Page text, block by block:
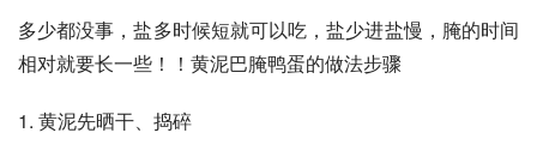
多少都没事，盐多时候短就可以吃，盐少进盐慢，腌的时间
相对就要长一些！！黄泥巴腌鸭蛋的做法步骤
1. 黄泥先晒干、捣碎